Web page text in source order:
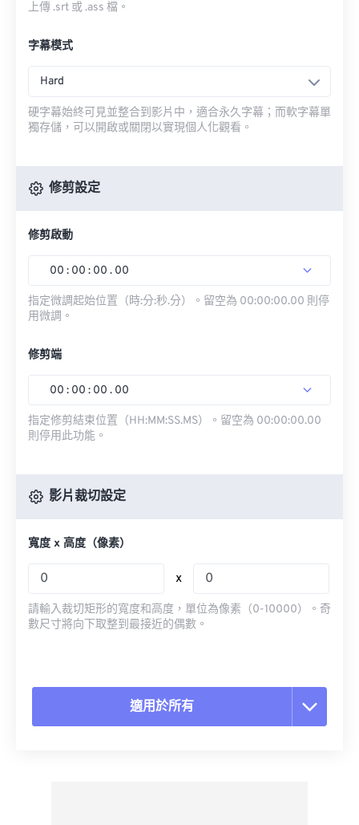
上傳 .srt 或 .ass 檔。
字幕模式
Hard
硬字幕始終可見並整合到影片中，適合永久字幕；而軟字幕單
獨存儲，可以開啟或關閉以實現個人化觀看。
修剪設定
修剪啟動
00 : 00 : 00 . 00
指定微調起始位置（時:分:秒.分）。留空為 00:00:00.00 則停
用微調。
修剪端
00 : 00 : 00 . 00
指定修剪結束位置（HH:MM:SS.MS）。留空為 00:00:00.00
則停用此功能。
影片裁切設定
寬度 x 高度（像素）
x
請輸入裁切矩形的寬度和高度，單位為像素（0-10000）。奇
數尺寸將向下取整到最接近的偶數。
適用於所有